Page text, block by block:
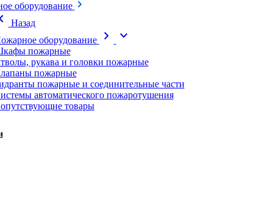
оборудование
Назад
оборудование
chevron_right expand_more
пожарные
рукава и головки пожарные
пожарные
пожарные и соединительные части
автоматического пожаротушения
товары